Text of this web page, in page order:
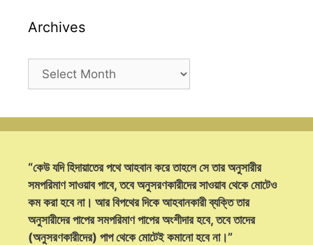
Archives
Archives
“কেউ যদি হিদায়াতের পথে আহবান করে তাহলে সে তার অনুসারীর
সমপরিমাণ সাওয়াব পাবে, তবে অনুসরণকারীদের সাওয়াব থেকে মোটেও
কম করা হবে না। আর বিপথের দিকে আহবানকারী ব্যক্তি তার
অনুসারীদের পাপের সমপরিমাণ পাপের অংশীদার হবে, তবে তাদের
(অনুসরণকারীদের) পাপ থেকে মোটেই কমানো হবে না।”